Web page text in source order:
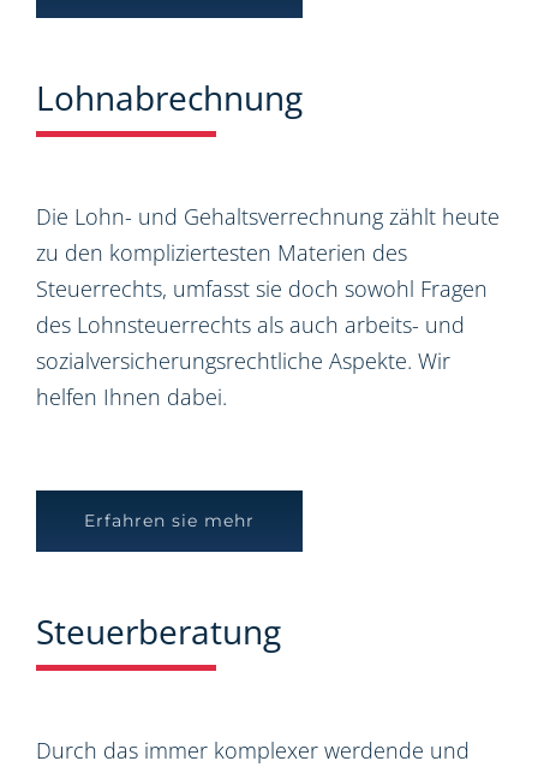
Lohnabrechnung
Die Lohn- und Gehaltsverrechnung zählt heute
zu den kompliziertesten Materien des
Steuerrechts, umfasst sie doch sowohl Fragen
des Lohnsteuerrechts als auch arbeits- und
sozialversicherungsrechtliche Aspekte. Wir
helfen Ihnen dabei.
Erfahren sie mehr
Steuerberatung
Durch das immer komplexer werdende und